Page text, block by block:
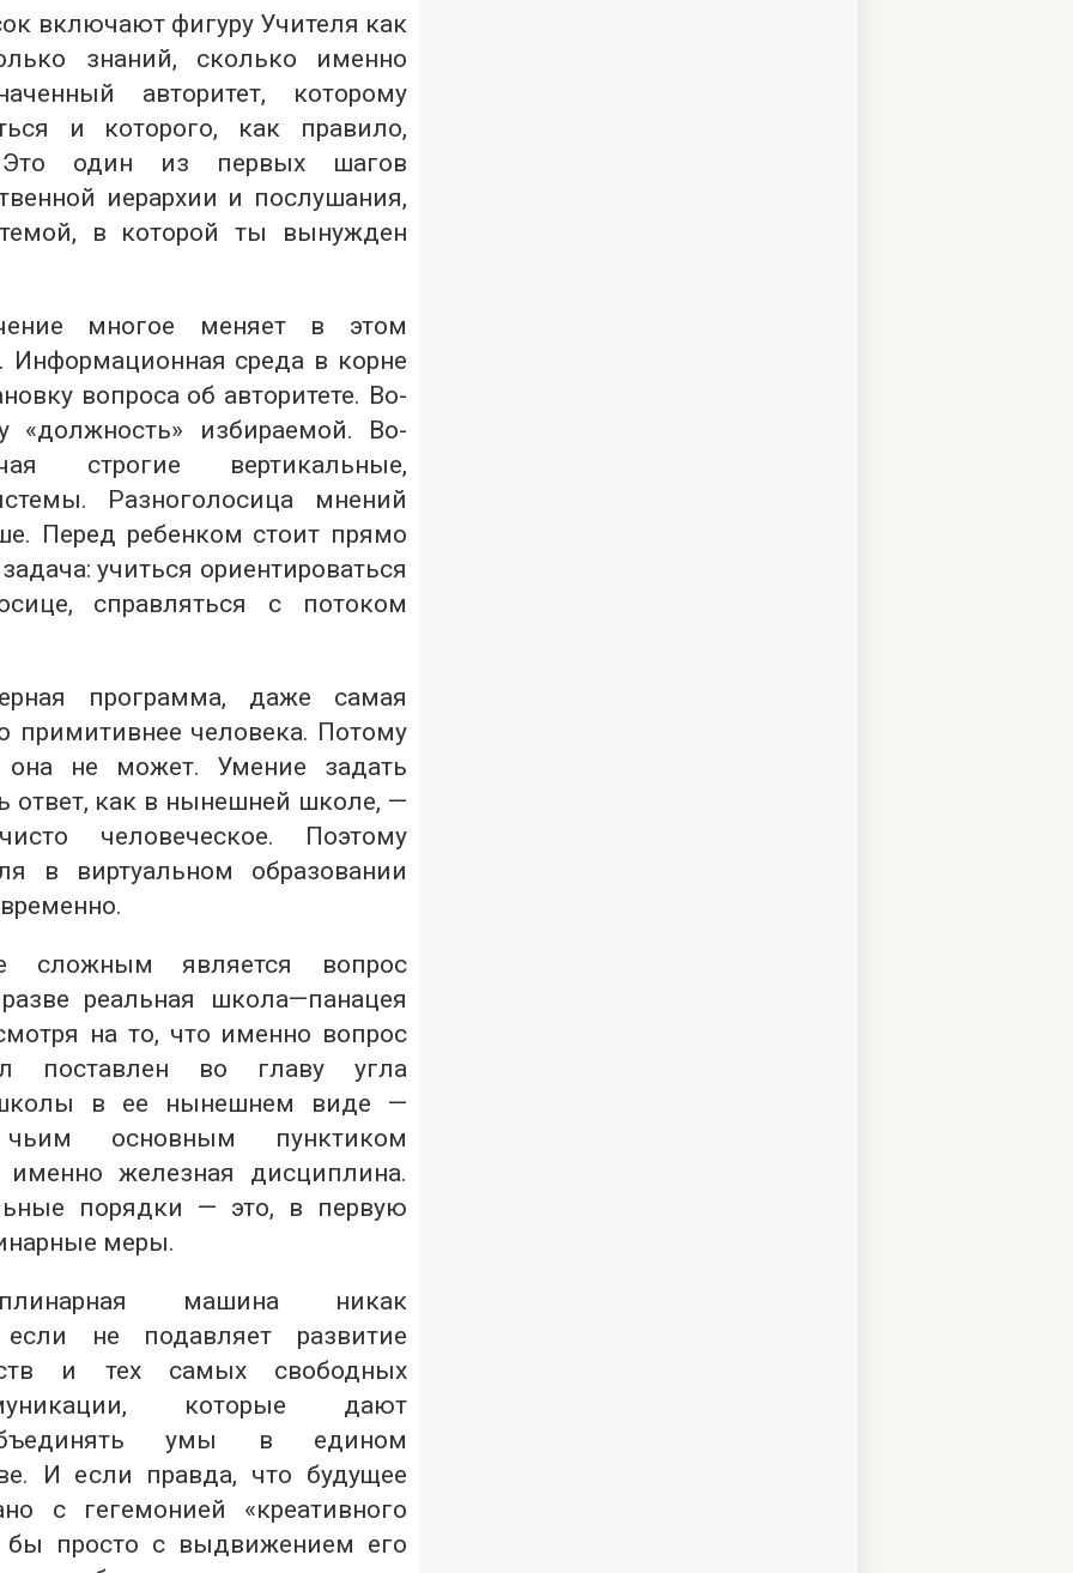
включают фигуру Учителя как
знаний, сколько именно
авторитет, которому
и которого, как правило,
один из первых шагов
иерархии и послушания,
в которой ты вынужден
многое меняет в этом
среда в корне
вопроса об авторитете. Во-
«должность» избираемой. Во-
строгие вертикальные,
Разноголосица мнений
Перед ребенком стоит прямо
учиться ориентироваться
справляться с потоком
программа, даже самая
примитивнее человека. Потому
она не может. Умение задать
ответ, как в нынешней школе, —
человеческое. Поэтому
в виртуальном образовании
сложным является вопрос
реальная школа—панацея
на то, что именно вопрос
поставлен во главу угла
школы в ее нынешнем виде —
основным пунктиком
железная дисциплина.
порядки — это, в первую
меры.
машина никак
если не подавляет развитие
и тех самых свободных
которые дают
умы в едином
И если правда, что будущее
с гегемонией «креативного
бы просто с выдвижением его